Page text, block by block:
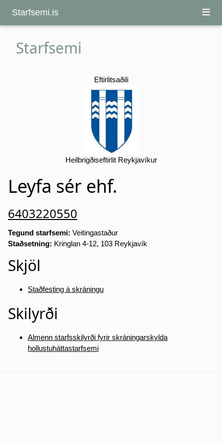
Starfsemi.is
Starfsemi
Eftirlitsaðili
Heilbrigðiseftirlit Reykjavíkur
Leyfa sér ehf.
6403220550
Tegund starfsemi: Veitingastaður
Staðsetning: Kringlan 4-12, 103 Reykjavík
Skjöl
Staðfesting á skráningu
Skilyrði
Almenn starfsskilyrði fyrir skráningarskylda
hollustuháttastarfsemi